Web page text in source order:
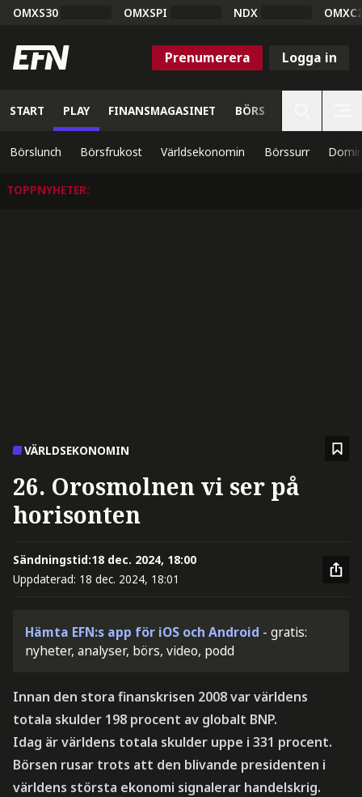
OMXS30 OMXSPI NDX
Prenumerera Logga in
START PLAY FINANSMAGASINET BÖRS
Börslunch Börsfrukost Världsekonomin Börssurr
TOPPNYHETER:
VÄRLDSEKONOMIN
26. Orosmolnen vi ser på
horisonten
Sändningstid:18 dec. 2024, 18:00
Uppdaterad: 18 dec. 2024, 18:01
Hämta EFN:s app för iOS och Android - gratis:
nyheter, analyser, börs, video, podd
Innan den stora finanskrisen 2008 var världens
totala skulder 198 procent av globalt BNP.
Idag är världens totala skulder uppe i 331 procent.
Börsen rusar trots att den blivande presidenten i
världens största ekonomi signalerar handelskrig.